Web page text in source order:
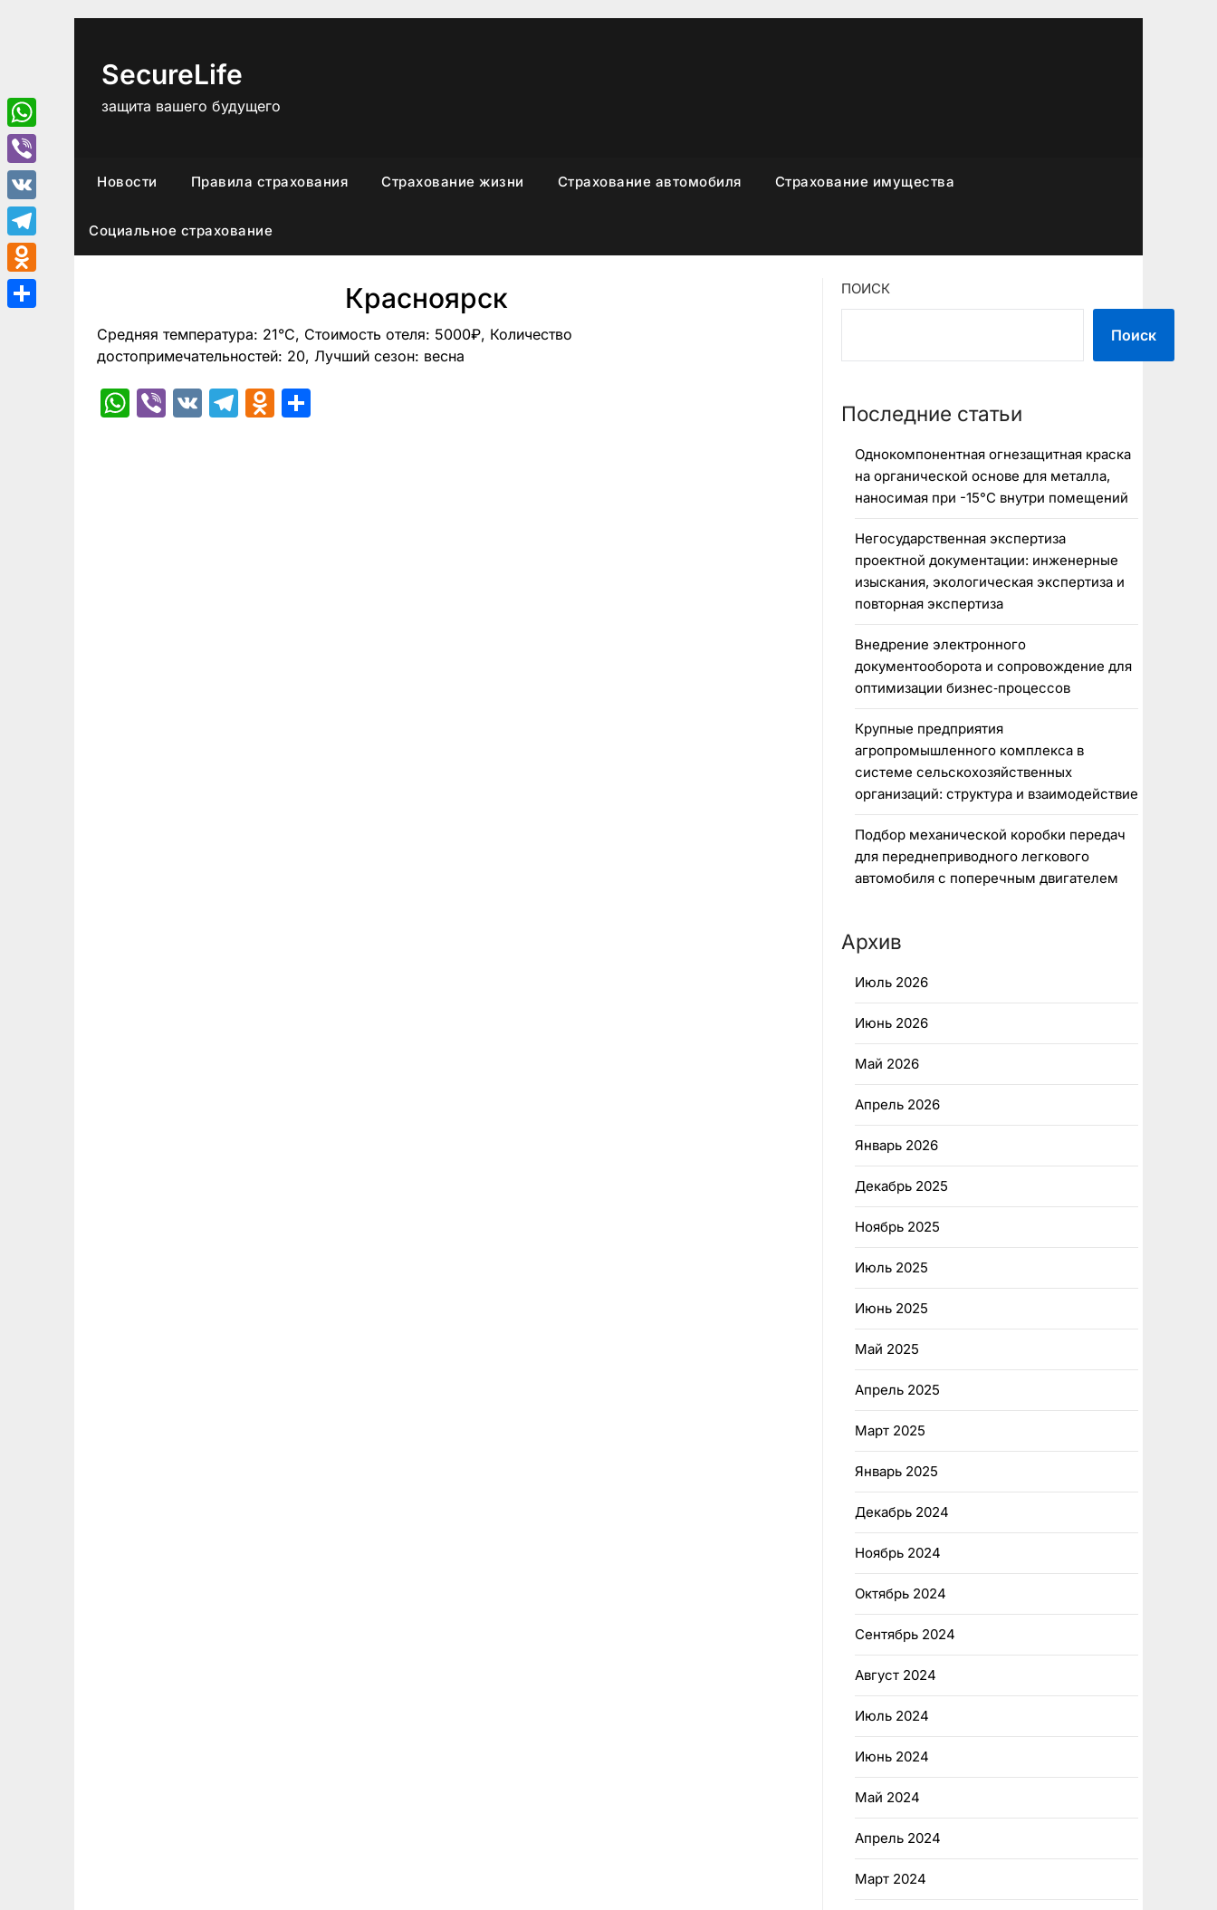
SecureLife
защита вашего будущего
Новости Правила страхования Страхование жизни Страхование автомобиля Страхование имущества
Социальное страхование
Красноярск
Средняя температура: 21°C, Стоимость отеля: 5000₽, Количество
достопримечательностей: 20, Лучший сезон: весна
WhatsApp
Viber
VK Telegram
Odnoklassniki
ПОИСК
Поиск
Последние статьи
Однокомпонентная огнезащитная краска
на органической основе для металла,
наносимая при -15°C внутри помещений
Негосударственная экспертиза
проектной документации: инженерные
изыскания, экологическая экспертиза и
повторная экспертиза
Внедрение электронного
документооборота и сопровождение для
оптимизации бизнес‑процессов
Крупные предприятия
агропромышленного комплекса в
системе сельскохозяйственных
организаций: структура и взаимодействие
Подбор механической коробки передач
для переднеприводного легкового
автомобиля с поперечным двигателем
Архив
Июль 2026
Июнь 2026
Май 2026
Апрель 2026
Январь 2026
Декабрь 2025
Ноябрь 2025
Июль 2025
Июнь 2025
Май 2025
Апрель 2025
Март 2025
Январь 2025
Декабрь 2024
Ноябрь 2024
Октябрь 2024
Сентябрь 2024
Август 2024
Июль 2024
Июнь 2024
Май 2024
Апрель 2024
Март 2024
WhatsApp
Viber
VK
Telegram
Odnoklassniki